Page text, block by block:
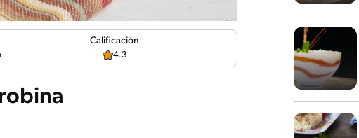
Calificación
4.3